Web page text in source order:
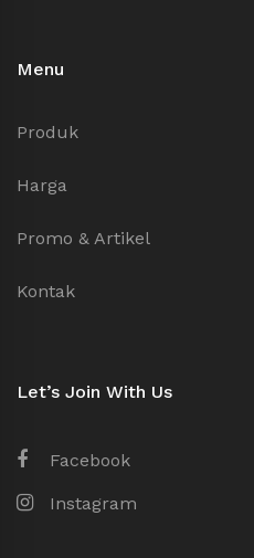
Menu
Produk
Harga
Promo & Artikel
Kontak
Let’s Join With Us
Facebook
Instagram